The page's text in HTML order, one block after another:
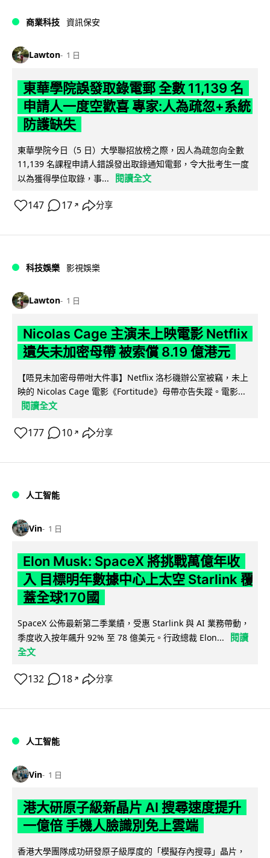
商業科技 資訊保安
Lawton 1 日
東華學院誤發取錄電郵 全數 11,139 名
申請人一度空歡喜 專家:人為疏忽+系統
防護缺失
東華學院今日（5 日）大學聯招放榜之際，因人為疏忽向全數
11,139 名課程申請人錯誤發出取錄通知電郵，令大批考生一度
以為獲得學位取錄，事...
閱讀全文
147 17 ↗ 分享
科技娛樂 影視娛樂
Lawton 1 日
Nicolas Cage 主演未上映電影 Netflix
遺失未加密母帶 被索償 8.19 億港元
【唔見未加密母帶咁大件事】Netflix 洛杉磯辦公室被竊，未上
映的 Nicolas Cage 電影《Fortitude》母帶亦告失蹤。電影...
閱讀全文
177 10 ↗ 分享
人工智能
Vin 1 日
Elon Musk: SpaceX 將挑戰萬億年收
入 目標明年數據中心上太空 Starlink 覆
蓋全球170國
SpaceX 公佈最新第二季業績，受惠 Starlink 與 AI 業務帶動，
季度收入按年飆升 92% 至 78 億美元。行政總裁 Elon...
閱讀
全文
132 18 ↗ 分享
人工智能
Vin 1 日
港大研原子級新晶片 AI 搜尋速度提升
一億倍 手機人臉識別免上雲端
香港大學團隊成功研發原子級厚度的「模擬存內搜尋」晶片，